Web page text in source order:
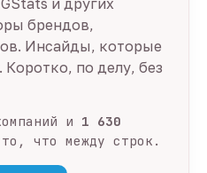
и других
брендов,
Инсайды, которые
Коротко, по делу, без
и 1 630
что между строк.